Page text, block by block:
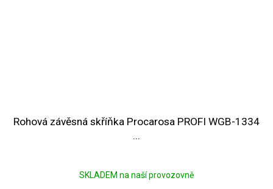
Rohová závěsná skříňka Procarosa PROFI WGB-1334
...
SKLADEM na naší provozovně